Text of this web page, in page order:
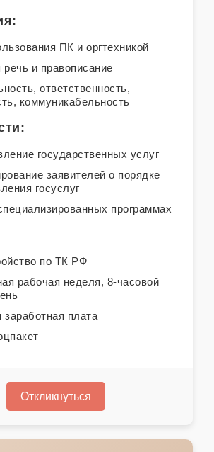
ПК и оргтехникой
речь и правописание
ответственность,
коммуникабельность
государственных услуг
заявителей о порядке
госуслуг
программах
по ТК РФ
рабочая неделя, 8-часовой
заработная плата
Откликнуться